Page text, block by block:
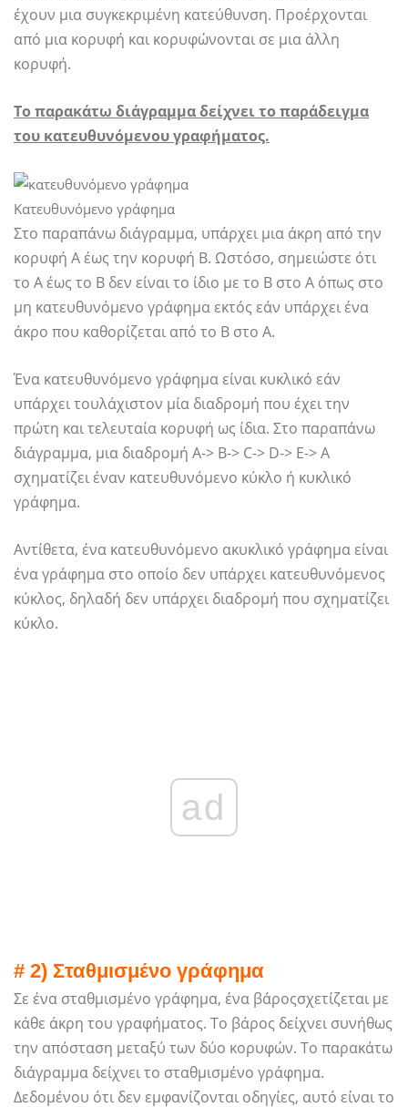
έχουν μια συγκεκριμένη κατεύθυνση. Προέρχονται
από μια κορυφή και κορυφώνονται σε μια άλλη
κορυφή.
Το παρακάτω διάγραμμα δείχνει το παράδειγμα
του κατευθυνόμενου γραφήματος.
Κατευθυνόμενο γράφημα
Στο παραπάνω διάγραμμα, υπάρχει μια άκρη από την
κορυφή Α έως την κορυφή Β. Ωστόσο, σημειώστε ότι
το Α έως το Β δεν είναι το ίδιο με το Β στο Α όπως στο
μη κατευθυνόμενο γράφημα εκτός εάν υπάρχει ένα
άκρο που καθορίζεται από το Β στο Α.
Ένα κατευθυνόμενο γράφημα είναι κυκλικό εάν
υπάρχει τουλάχιστον μία διαδρομή που έχει την
πρώτη και τελευταία κορυφή ως ίδια. Στο παραπάνω
διάγραμμα, μια διαδρομή A-> B-> C-> D-> E-> A
σχηματίζει έναν κατευθυνόμενο κύκλο ή κυκλικό
γράφημα.
Αντίθετα, ένα κατευθυνόμενο ακυκλικό γράφημα είναι
ένα γράφημα στο οποίο δεν υπάρχει κατευθυνόμενος
κύκλος, δηλαδή δεν υπάρχει διαδρομή που σχηματίζει
κύκλο.
ad
# 2) Σταθμισμένο γράφημα
Σε ένα σταθμισμένο γράφημα, ένα βάροςσχετίζεται με
κάθε άκρη του γραφήματος. Το βάρος δείχνει συνήθως
την απόσταση μεταξύ των δύο κορυφών. Το παρακάτω
διάγραμμα δείχνει το σταθμισμένο γράφημα.
Δεδομένου ότι δεν εμφανίζονται οδηγίες, αυτό είναι το